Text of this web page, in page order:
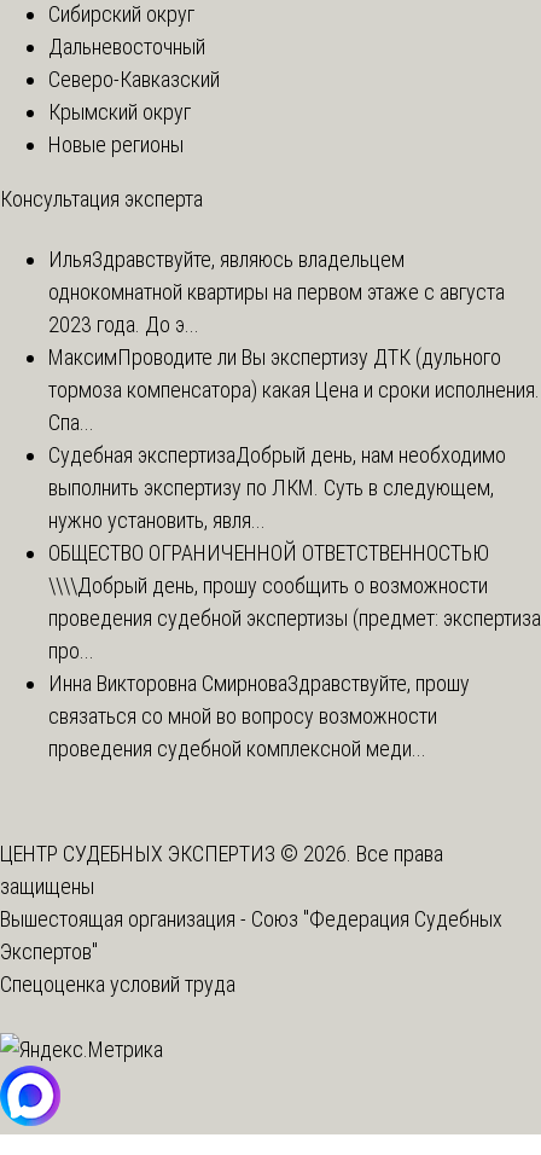
Сибирский округ
Дальневосточный
Северо-Кавказский
Крымский округ
Новые регионы
Консультация эксперта
ИльяЗдравствуйте, являюсь владельцем
однокомнатной квартиры на первом этаже с августа
2023 года. До э...
МаксимПроводите ли Вы экспертизу ДТК (дульного
тормоза компенсатора) какая Цена и сроки исполнения.
Спа...
Судебная экспертизаДобрый день, нам необходимо
выполнить экспертизу по ЛКМ. Суть в следующем,
нужно установить, явля...
ОБЩЕСТВО ОГРАНИЧЕННОЙ ОТВЕТСТВЕННОСТЬЮ
\\\\Добрый день, прошу сообщить о возможности
проведения судебной экспертизы (предмет: экспертиза
про...
Инна Викторовна СмирноваЗдравствуйте, прошу
связаться со мной во вопросу возможности
проведения судебной комплексной меди...
ЦЕНТР СУДЕБНЫХ ЭКСПЕРТИЗ © 2026. Все права
защищены
Вышестоящая организация - Союз "Федерация Судебных
Экспертов"
Спецоценка условий труда